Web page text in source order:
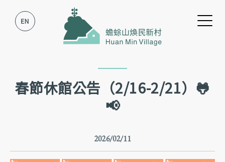
春節休館公告（2/16-2/21）🐸
📢
2026/02/11